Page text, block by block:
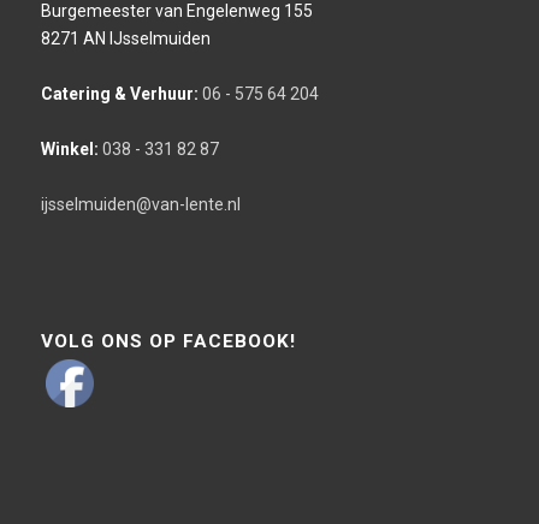
Burgemeester van Engelenweg 155
8271 AN IJsselmuiden
Catering & Verhuur: 06 - 575 64 204
Winkel: 038 - 331 82 87
ijsselmuiden@van-lente.nl
VOLG ONS OP FACEBOOK!